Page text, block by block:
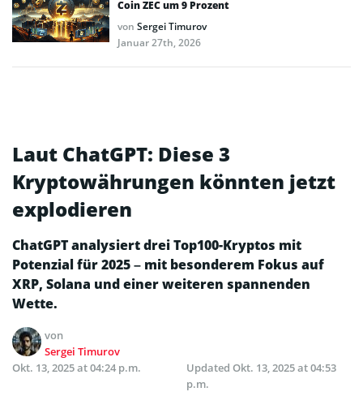
Coin ZEC um 9 Prozent
von Sergei Timurov
Januar 27th, 2026
Laut ChatGPT: Diese 3
Kryptowährungen könnten jetzt
explodieren
ChatGPT analysiert drei Top100-Kryptos mit
Potenzial für 2025 – mit besonderem Fokus auf
XRP, Solana und einer weiteren spannenden
Wette.
von
Sergei Timurov
Okt. 13, 2025 at 04:24 p.m.
Updated Okt. 13, 2025 at 04:53
p.m.